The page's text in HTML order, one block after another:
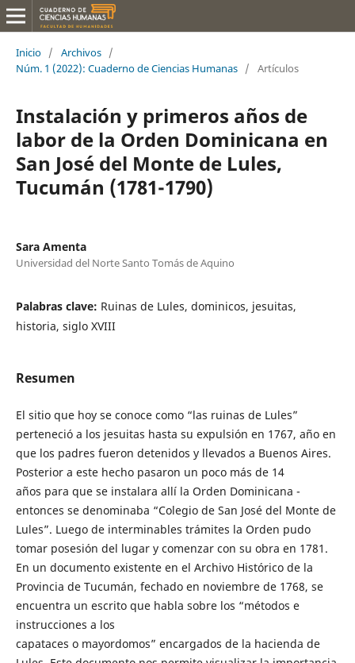
Inicio / Archivos /
Núm. 1 (2022): Cuaderno de Ciencias Humanas / Artículos
Instalación y primeros años de
labor de la Orden Dominicana en
San José del Monte de Lules,
Tucumán (1781-1790)
Sara Amenta
Universidad del Norte Santo Tomás de Aquino
Palabras clave: Ruinas de Lules, dominicos, jesuitas,
historia, siglo XVIII
Resumen
El sitio que hoy se conoce como “las ruinas de Lules”
perteneció a los jesuitas hasta su expulsión en 1767, año en
que los padres fueron detenidos y llevados a Buenos Aires.
Posterior a este hecho pasaron un poco más de 14
años para que se instalara allí la Orden Dominicana -
entonces se denominaba “Colegio de San José del Monte de
Lules”. Luego de interminables trámites la Orden pudo
tomar posesión del lugar y comenzar con su obra en 1781.
En un documento existente en el Archivo Histórico de la
Provincia de Tucumán, fechado en noviembre de 1768, se
encuentra un escrito que habla sobre los “métodos e
instrucciones a los
capataces o mayordomos” encargados de la hacienda de